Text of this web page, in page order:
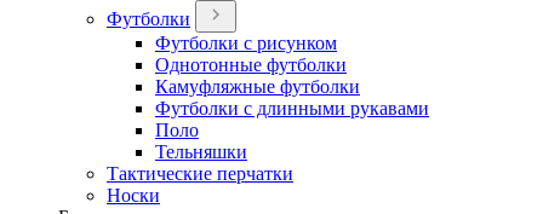
Футболки
Футболки с рисунком
Однотонные футболки
Камуфляжные футболки
Футболки с длинными рукавами
Поло
Тельняшки
Тактические перчатки
Носки